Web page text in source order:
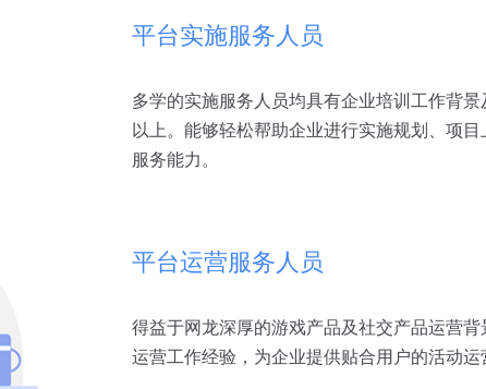
平台实施服务人员
多学的实施服务人员均具有企业培训工作背
以上。能够轻松帮助企业进行实施规划、项
服务能力。
平台运营服务人员
得益于网龙深厚的游戏产品及社交产品运营
运营工作经验，为企业提供贴合用户的活动运